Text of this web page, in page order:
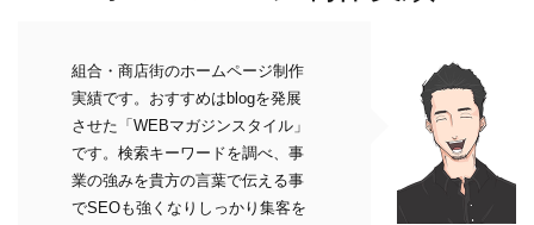
組合・商店街のホームページ制作
実績です。おすすめはblogを発展
させた「WEBマガジンスタイル」
です。検索キーワードを調べ、事
業の強みを貴方の言葉で伝える事
でSEOも強くなりしっかり集客を